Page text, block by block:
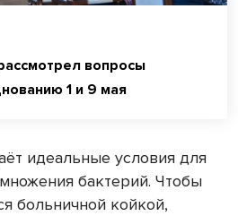
вопросы
1 и 9 мая
идеальные условия для
бактерий. Чтобы
больничной койкой,